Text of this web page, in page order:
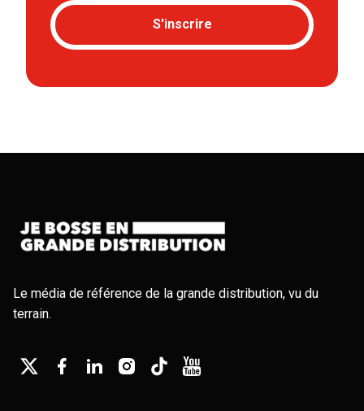
S'inscrire
Le média de référence de la grande distribution, vu du
terrain.